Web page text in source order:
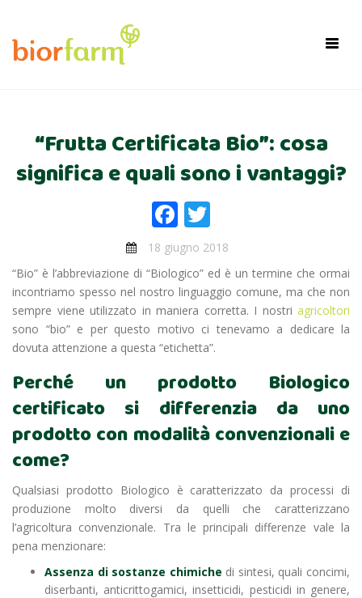
“Frutta Certificata Bio”: cosa
significa e quali sono i vantaggi?
Facebook
18 giugno 2018
“Bio” è l’abbreviazione di “Biologico” ed è un termine che ormai
incontriamo spesso nel nostro linguaggio comune, ma che non
sempre viene utilizzato in maniera corretta. I nostri agricoltori
sono “bio” e per questo motivo ci tenevamo a dedicare la
dovuta attenzione a questa “etichetta”.
Perché un prodotto Biologico
certificato si differenzia da uno
prodotto con modalità convenzionali e
come?
Qualsiasi prodotto Biologico è caratterizzato da processi di
produzione molto diversi da quelli che caratterizzano
l’agricoltura convenzionale. Tra le principali differenze vale la
pena menzionare:
Assenza di sostanze chimiche di sintesi, quali concimi,
diserbanti, anticrittogamici, insetticidi, pesticidi in genere,